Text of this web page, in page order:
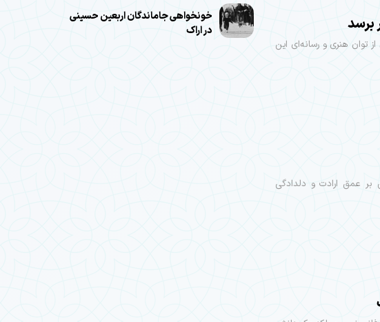
برسد
توان هنری و رسانه‌ای این
بر عمق ارادت و دلدادگی
خونخواهی جاماندگان اربعین حسینی
در اراک